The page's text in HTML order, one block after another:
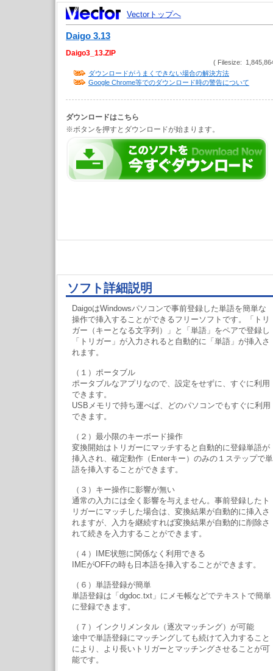
Vectorトップへ
Daigo 3.13
Daigo3_13.ZIP
( Filesize:
ダウンロードがうまくできない場合の解決方法
Google Chrome等でのダウンロード時の警告について
ダウンロードはこちら
※ボタンを押すとダウンロードが始まります。
ソフト詳細説明
DaigoはWindowsパソコンで事前登録した単語を簡単な
操作で挿入することができるフリーソフトです。「トリ
ガー（キーとなる文字列）」と「単語」をペアで登録し
「トリガー」が入力されると自動的に「単語」が挿入さ
れます。
（１）ポータブル
ポータブルなアプリなので、設定をせずに、すぐに利用
できます。
USBメモリで持ち運べば、どのパソコンでもすぐに利用
できます。
（２）最小限のキーボード操作
変換開始はトリガーにマッチすると自動的に登録単語が
挿入され、確定動作（Enterキー）のみの１ステップで単
語を挿入することができます。
（３）キー操作に影響が無い
通常の入力には全く影響を与えません。事前登録したト
リガーにマッチした場合は、変換結果が自動的に挿入さ
れますが、入力を継続すれば変換結果が自動的に削除さ
れて続きを入力することができます。
（４）IME状態に関係なく利用できる
IMEがOFFの時も日本語を挿入することができます。
（６）単語登録が簡単
単語登録は「dgdoc.txt」にメモ帳などでテキストで簡単
に登録できます。
（７）インクリメンタル（逐次マッチング）が可能
途中で単語登録にマッチングしても続けて入力すること
により、より長いトリガーとマッチングさせることが可
能です。